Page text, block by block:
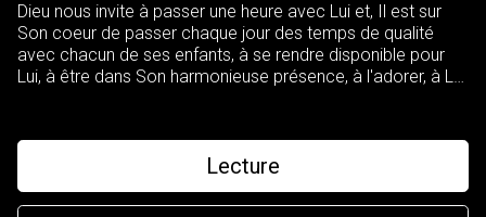
Dieu nous invite à passer une heure avec Lui et, Il est sur
Son coeur de passer chaque jour des temps de qualité
avec chacun de ses enfants, à se rendre disponible pour
Lui, à être dans Son harmonieuse présence, à l'adorer, à Lui
révéler les secrets de Son Royaume et transformer nos
vies, car Dieu est le rémunérateur de ceux qui le cherchent.
QDVB
Lecture